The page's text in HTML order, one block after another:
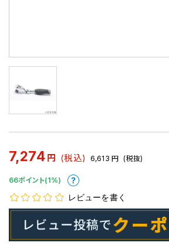
7,274 円 (税込) 6,613 円 (税抜)
66ポイント(1%)
レビューを書く